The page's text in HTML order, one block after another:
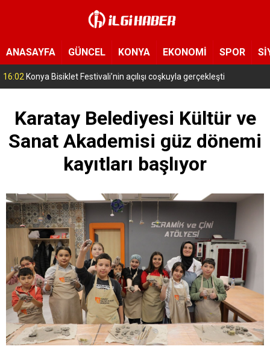
ANASAYFA GÜNCEL KONYA EKONOMİ SPOR
15:11 Konya’da zabıta ve polis sahada! Toplu taşıma araçları tek tek denetleniyor
Karatay Belediyesi Kültür ve
Sanat Akademisi güz dönemi
kayıtları başlıyor